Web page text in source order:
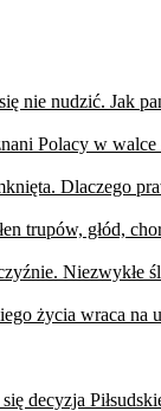
nie nudzić. Jak
Polacy w walce
Dlaczego
trupów, głód,
Niezwykłe
życia wraca na
decyzja